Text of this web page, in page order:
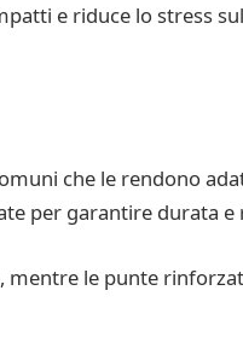
e riduce lo stress
che le rendono
per garantire durata e
mentre le punte